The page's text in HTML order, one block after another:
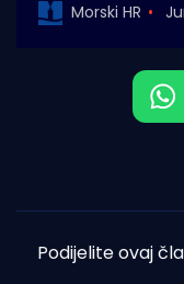
Morski HR
Podijelite ovaj